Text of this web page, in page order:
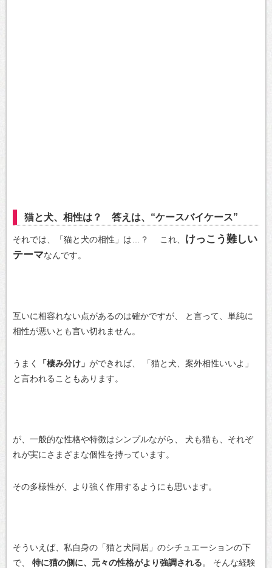
猫と犬、相性は？ 答えは、“ケースバイケース”
それでは、「猫と犬の相性」は…？ これ、 けっこう難しい
テーマなんです。
互いに相容れない点があるのは確かですが、
と言って、単純に
相性が悪いとも言い切れません。
うまく 「棲み分け」 ができれば、
「猫と犬、案外相性いいよ」
と言われることもあります。
が、一般的な性格や特徴はシンプルながら、
犬も猫も、それぞ
れが実にさまざまな個性を持っています。
その多様性が、より強く作用するようにも思います。
そういえば、私自身の「猫と犬同居」のシチュエーションの下
で、
特に猫の側に、元々の性格がより強調される。
そんな経験